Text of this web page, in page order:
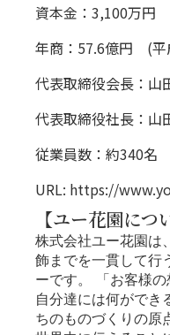
資本金：3,100万円
年商：57.6億円 (平
代表取締役会長：山
代表取締役社長：山
従業員数：約340名
URL: https://
【ユー花園につ
株式会社ユー花園は
飾までを一貫して行
ーです。 「お客様の
自分達には何ができ
ちのものづくりの原